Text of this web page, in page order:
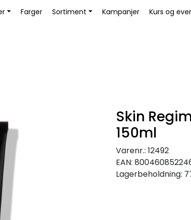
Bli Kunde / Logg inn
Farger Sortiment Kampanjer Kurs og
Skin
150ml
Varenr.: 12492
EAN:
Lagerbeholdning: